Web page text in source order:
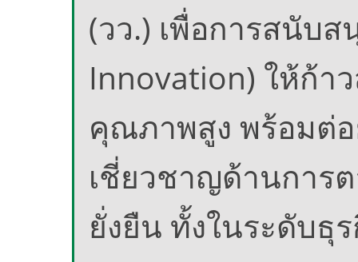
(วว.) เพื่อการสนับ
Innovation) ให้ก้
คุณภาพสูง พร้อมต่
เชี่ยวชาญด้านการ
ยั่งยืน ทั้งในระดับธุ